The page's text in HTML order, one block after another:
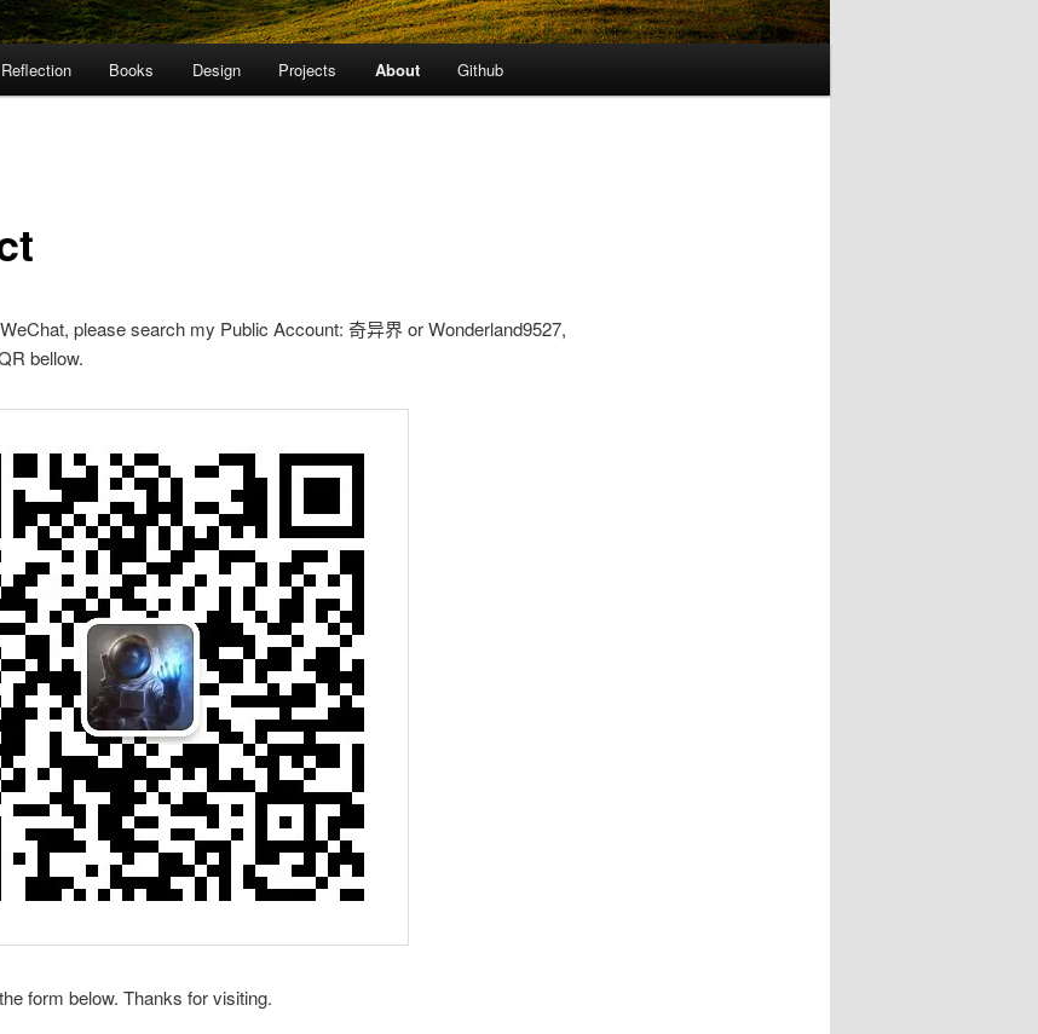
Reflection Books Design Projects About Github
please search my Public Account: 奇异界 or Wonderland9527,
bellow.
form below. Thanks for visiting.